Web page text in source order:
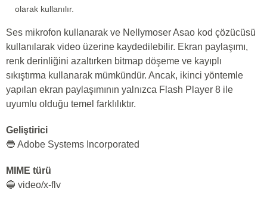
olarak kullanılır.
Ses mikrofon kullanarak ve Nellymoser Asao kod çözücüsü
kullanılarak video üzerine kaydedilebilir. Ekran paylaşımı,
renk derinliğini azaltırken bitmap döşeme ve kayıplı
sıkıştırma kullanarak mümkündür. Ancak, ikinci yöntemle
yapılan ekran paylaşımının yalnızca Flash Player 8 ile
uyumlu olduğu temel farklılıktır.
Geliştirici
🔵 Adobe Systems Incorporated
MIME türü
🔵 video/x-flv